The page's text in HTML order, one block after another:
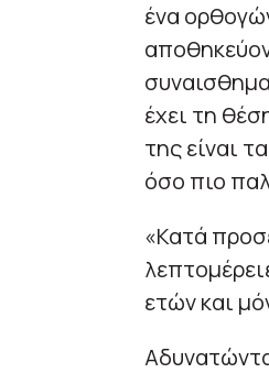
ένα
έχει τη
της είναι
όσο πιο
«Κατά
ετών και